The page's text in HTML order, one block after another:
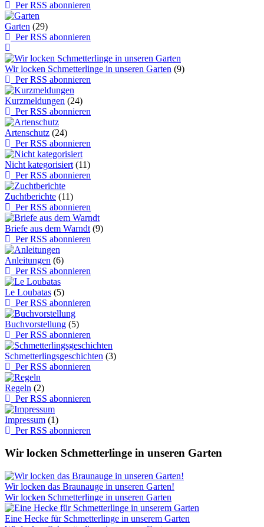
Per RSS abonnieren
Garten (29)
Per RSS abonnieren
Wir locken Schmetterlinge in unseren Garten (9)
Per RSS abonnieren
Kurzmeldungen (24)
Per RSS abonnieren
Artenschutz (24)
Per RSS abonnieren
Nicht kategorisiert (11)
Per RSS abonnieren
Zuchtberichte (11)
Per RSS abonnieren
Briefe aus dem Warndt (9)
Per RSS abonnieren
Anleitungen (6)
Per RSS abonnieren
Le Loubatas (5)
Per RSS abonnieren
Buchvorstellung (5)
Per RSS abonnieren
Schmetterlingsgeschichten (3)
Per RSS abonnieren
Regeln (2)
Per RSS abonnieren
Impressum (1)
Per RSS abonnieren
Wir locken Schmetterlinge in unseren Garten
Wir locken das Braunauge in unseren Garten!
Wir locken Schmetterlinge in unseren Garten
Eine Hecke für Schmetterlinge in unserem Garten